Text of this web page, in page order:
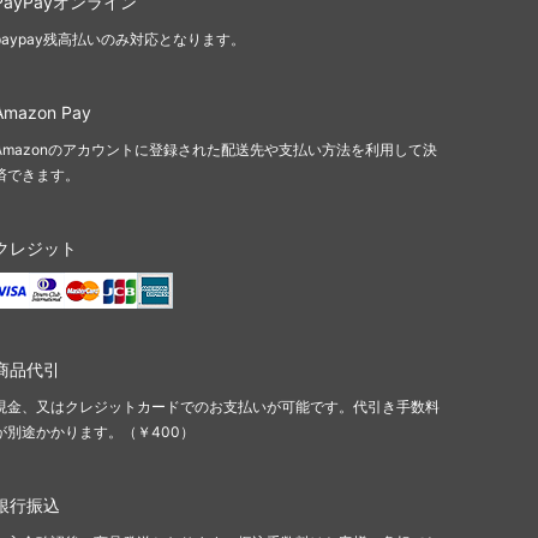
残高払いのみ対応となります。
Pay
のアカウントに登録された配送先や支払い方法を利用して決
できます。
レジット
品代引
金、又はクレジットカードでのお支払いが可能です。代引き手数料
別途かかります。（￥400）
行振込